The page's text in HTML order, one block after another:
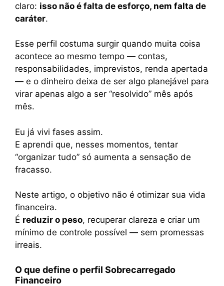
claro: isso não é falta de esforço, nem falta de
caráter.
Esse perfil costuma surgir quando muita coisa
acontece ao mesmo tempo — contas,
responsabilidades, imprevistos, renda apertada
— e o dinheiro deixa de ser algo planejável para
virar apenas algo a ser “resolvido” mês após
mês.
Eu já vivi fases assim.
E aprendi que, nesses momentos, tentar
“organizar tudo” só aumenta a sensação de
fracasso.
Neste artigo, o objetivo não é otimizar sua vida
financeira.
É reduzir o peso, recuperar clareza e criar um
mínimo de controle possível — sem promessas
irreais.
O que define o perfil Sobrecarregado
Financeiro